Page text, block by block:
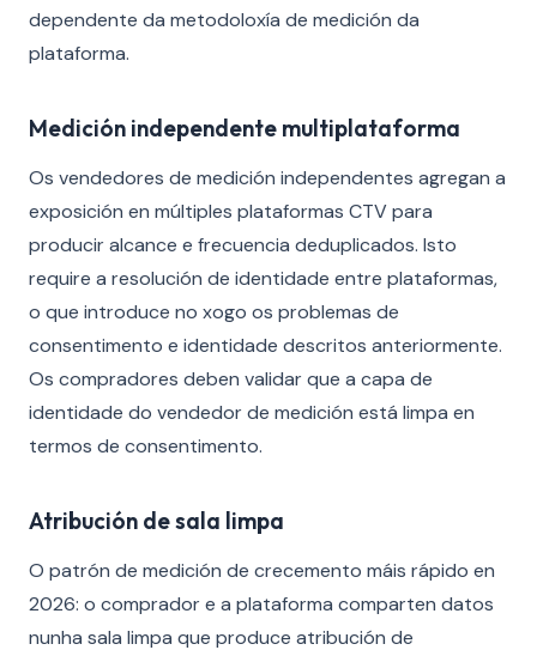
dependente da metodoloxía de medición da
plataforma.
Medición independente multiplataforma
Os vendedores de medición independentes agregan a
exposición en múltiples plataformas CTV para
producir alcance e frecuencia deduplicados. Isto
require a resolución de identidade entre plataformas,
o que introduce no xogo os problemas de
consentimento e identidade descritos anteriormente.
Os compradores deben validar que a capa de
identidade do vendedor de medición está limpa en
termos de consentimento.
Atribución de sala limpa
O patrón de medición de crecemento máis rápido en
2026: o comprador e a plataforma comparten datos
nunha sala limpa que produce atribución de